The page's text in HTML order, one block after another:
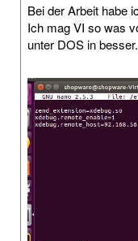
Bei der Arbeit habe
Ich mag VI so was
unter DOS in besser.